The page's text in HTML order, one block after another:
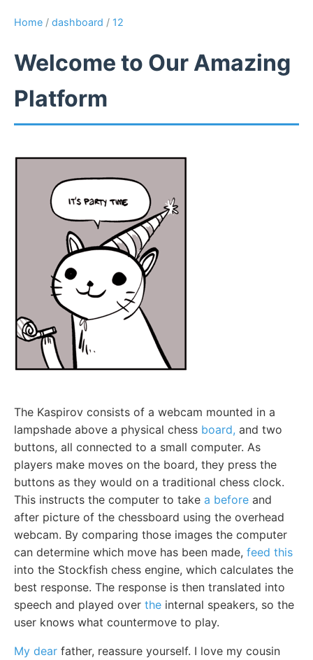
Home / dashboard / 12
Welcome to Our Amazing
Platform
The Kaspirov consists of a webcam mounted in a
lampshade above a physical chess board, and two
buttons, all connected to a small computer. As
players make moves on the board, they press the
buttons as they would on a traditional chess clock.
This instructs the computer to take a before and
after picture of the chessboard using the overhead
webcam. By comparing those images the computer
can determine which move has been made, feed this
into the Stockfish chess engine, which calculates the
best response. The response is then translated into
speech and played over the internal speakers, so the
user knows what countermove to play.
My dear father, reassure yourself. I love my cousin